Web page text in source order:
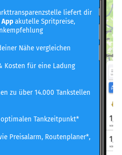
liefert dir
Appakutelle Spritpreise,
Nähe vergleichen
Kosten für eine Ladung
zu über 14.000 Tankstellen
Tankzeitpunkt*
Preisalarm, Routenplaner*,